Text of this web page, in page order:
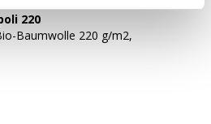
220
Baumwolle 220 g/m2,